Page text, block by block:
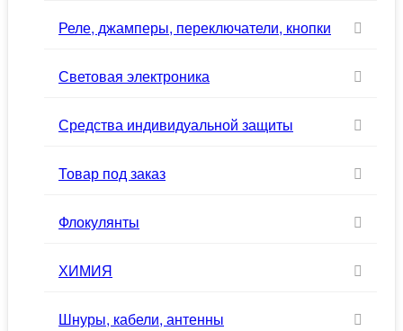
Реле, джамперы, переключатели, кнопки
Световая электроника
Средства индивидуальной защиты
Товар под заказ
Флокулянты
ХИМИЯ
Шнуры, кабели, антенны